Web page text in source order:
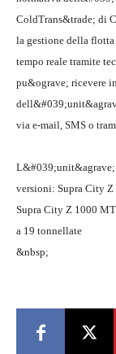
ColdTrans&trade; di
la gestione della
tempo reale tramite
pu&ograve; ricevere
via e-mail, SMS o
versioni: Supra City Z
Supra City Z 1000
a 19 tonnellate
&nbsp;